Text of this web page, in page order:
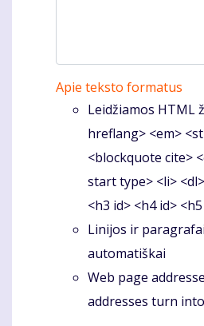
Apie teksto formatus
Leidžiamos HTML
hreflang> <em>
<blockquote cite>
start type> <li>
<h3 id> <h4 id>
Linijos ir
automatiškai
Web page
addresses turn